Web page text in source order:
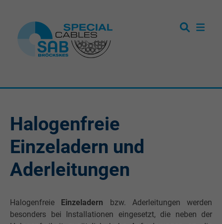
Halogenfreie
Einzeladern und
Aderleitungen
Halogenfreie Einzeladern bzw. Aderleitungen
werden
besonders bei Installationen eingesetzt, die neben der